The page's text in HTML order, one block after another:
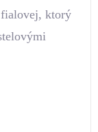
ktorý